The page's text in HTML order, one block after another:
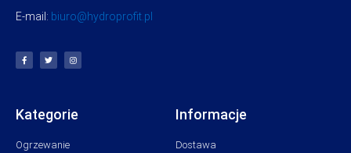
E-mail: biuro@hydroprofit.pl
Kategorie
Ogrzewanie
Informacje
Dostawa